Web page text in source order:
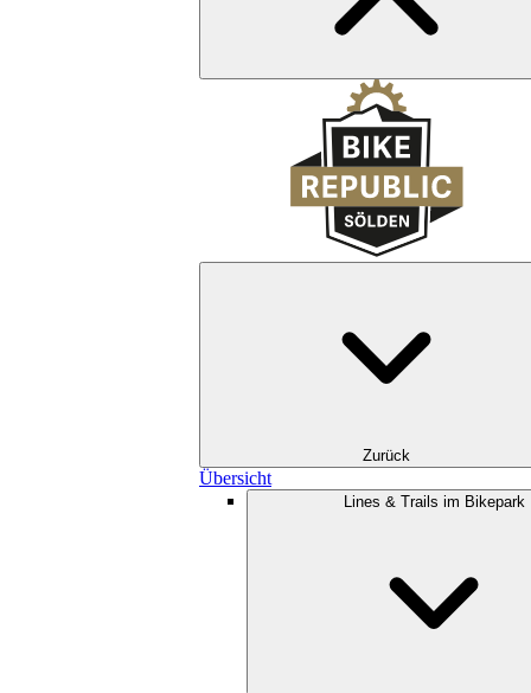
Zurück
Übersicht
Lines & Trails im Bikepark